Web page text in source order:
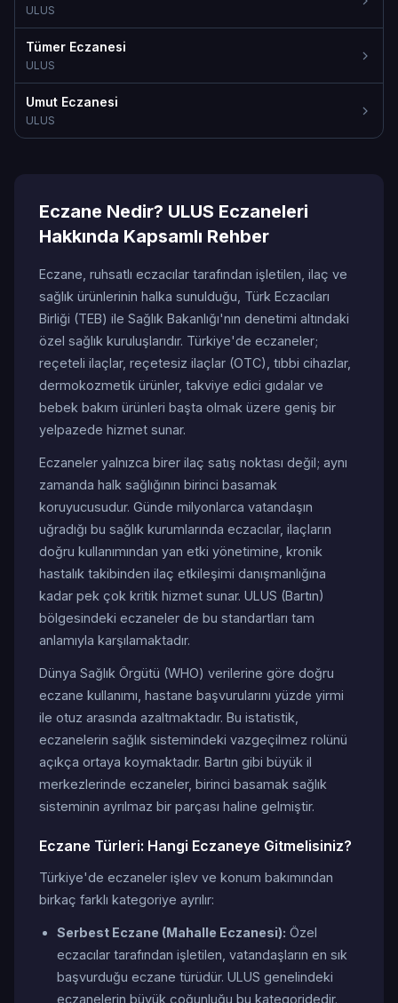
ULUS
Tümer Eczanesi
ULUS
Umut Eczanesi
ULUS
Eczane Nedir? ULUS Eczaneleri
Hakkında Kapsamlı Rehber
Eczane, ruhsatlı eczacılar tarafından işletilen, ilaç ve
sağlık ürünlerinin halka sunulduğu, Türk Eczacıları
Birliği (TEB) ile Sağlık Bakanlığı'nın denetimi altındaki
özel sağlık kuruluşlarıdır. Türkiye'de eczaneler;
reçeteli ilaçlar, reçetesiz ilaçlar (OTC), tıbbi cihazlar,
dermokozmetik ürünler, takviye edici gıdalar ve
bebek bakım ürünleri başta olmak üzere geniş bir
yelpazede hizmet sunar.
Eczaneler yalnızca birer ilaç satış noktası değil; aynı
zamanda halk sağlığının birinci basamak
koruyucusudur. Günde milyonlarca vatandaşın
uğradığı bu sağlık kurumlarında eczacılar, ilaçların
doğru kullanımından yan etki yönetimine, kronik
hastalık takibinden ilaç etkileşimi danışmanlığına
kadar pek çok kritik hizmet sunar. ULUS (Bartın)
bölgesindeki eczaneler de bu standartları tam
anlamıyla karşılamaktadır.
Dünya Sağlık Örgütü (WHO) verilerine göre doğru
eczane kullanımı, hastane başvurularını yüzde yirmi
ile otuz arasında azaltmaktadır. Bu istatistik,
eczanelerin sağlık sistemindeki vazgeçilmez rolünü
açıkça ortaya koymaktadır. Bartın gibi büyük il
merkezlerinde eczaneler, birinci basamak sağlık
sisteminin ayrılmaz bir parçası haline gelmiştir.
Eczane Türleri: Hangi Eczaneye Gitmelisiniz?
Türkiye'de eczaneler işlev ve konum bakımından
birkaç farklı kategoriye ayrılır:
Serbest Eczane (Mahalle Eczanesi): Özel
eczacılar tarafından işletilen, vatandaşların en sık
başvurduğu eczane türüdür. ULUS genelindeki
eczanelerin büyük çoğunluğu bu kategoridedir.